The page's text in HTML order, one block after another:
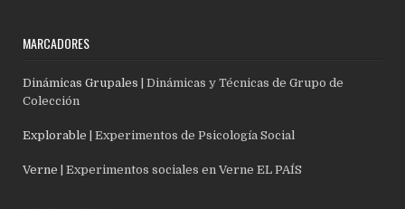
MARCADORES
Dinámicas Grupales | Dinámicas y Técnicas de Grupo de
Colección
Explorable | Experimentos de Psicología Social
Verne | Experimentos sociales en Verne EL PAÍS